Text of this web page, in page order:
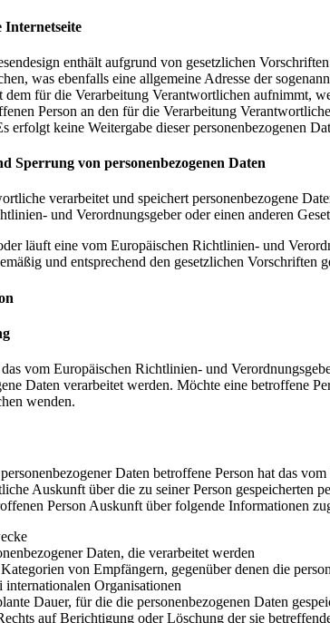
enthält aufgrund von gesetzlichen
was ebenfalls eine allgemeine Adresse der
für die Verarbeitung Verantwortlichen aufnimmt,
Person an den für die Verarbeitung
erfolgt keine Weitergabe dieser personenbezogenen
Sperrung von personenbezogenen Daten
verarbeitet und speichert personenbezogene
und Verordnungsgeber oder einen anderen
läuft eine vom Europäischen Richtlinien- und
und entsprechend den gesetzlichen Vorschriften
vom Europäischen Richtlinien- und
Daten verarbeitet werden. Möchte eine betroffene
wenden.
Daten betroffene Person hat das
Auskunft über die zu seiner Person gespeicherten
Person Auskunft über folgende Informationen
Daten, die verarbeitet werden
von Empfängern, gegenüber denen die
Organisationen
Dauer, für die die personenbezogenen Daten
auf Berichtigung oder Löschung der sie